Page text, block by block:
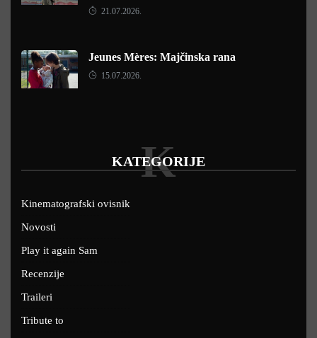
21.07.2026.
Jeunes Mères: Majčinska rana
15.07.2026.
KATEGORIJE
K
Kinematografski ovisnik
Novosti
Play it again Sam
Recenzije
Traileri
Tribute to